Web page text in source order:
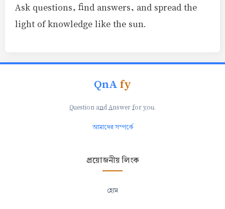
Ask questions, find answers, and spread the
light of knowledge like the sun.
QnAfy
Question andAnswer foryou.
আমাদের সম্পর্কে
প্রয়োজনীয় লিংক
হোম